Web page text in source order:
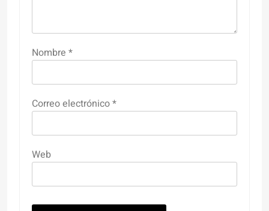
Nombre *
Correo electrónico*
Web